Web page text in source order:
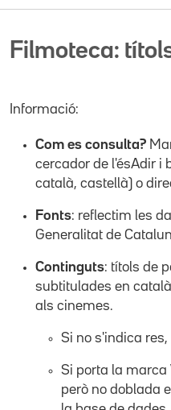
Filmoteca:
Informació:
Com es consulta?
cercador de l'ésAdir i
català, castellà) o
Fonts: reflectim les
Generalitat de
Continguts: títols de
subtitulades en
als cinemes.
Si no s'indica res,
Si porta la marca
però no doblada